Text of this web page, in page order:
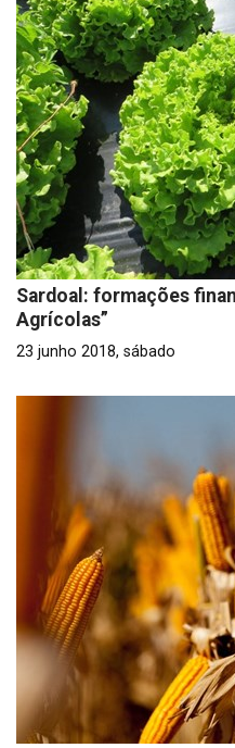
Sardoal: formações
Agrícolas”
23 junho 2018, sábado